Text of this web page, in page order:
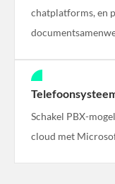
chatplatforms, en
Schakel PBX-
cloud met